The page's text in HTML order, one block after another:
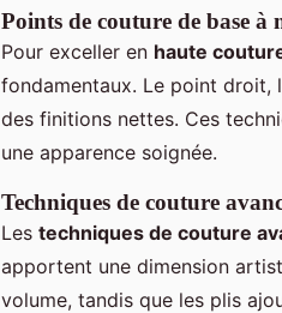
Points de couture de base à
Pour exceller en haute
fondamentaux. Le point droit,
des finitions nettes. Ces
une apparence soignée.
Techniques de couture
Les techniques de couture
apportent une dimension
volume, tandis que les plis